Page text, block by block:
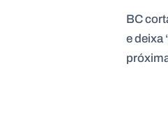
BC
e deixa